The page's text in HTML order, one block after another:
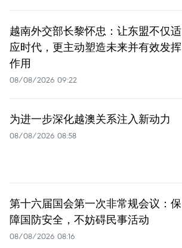
越南外交部长黎怀忠：让东盟不仅适
应时代，更主动塑造未来并有效发挥
作用
08/08/2026 09:22
为进一步深化越澳关系注入新动力
08/08/2026 08:58
第十六届国会第一次非常规会议：保
障国防安全，不妨碍民事活动
08/08/2026 08:16